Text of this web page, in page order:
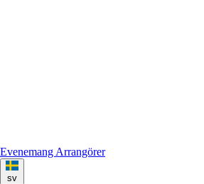
Evenemang Arrangörer
sv